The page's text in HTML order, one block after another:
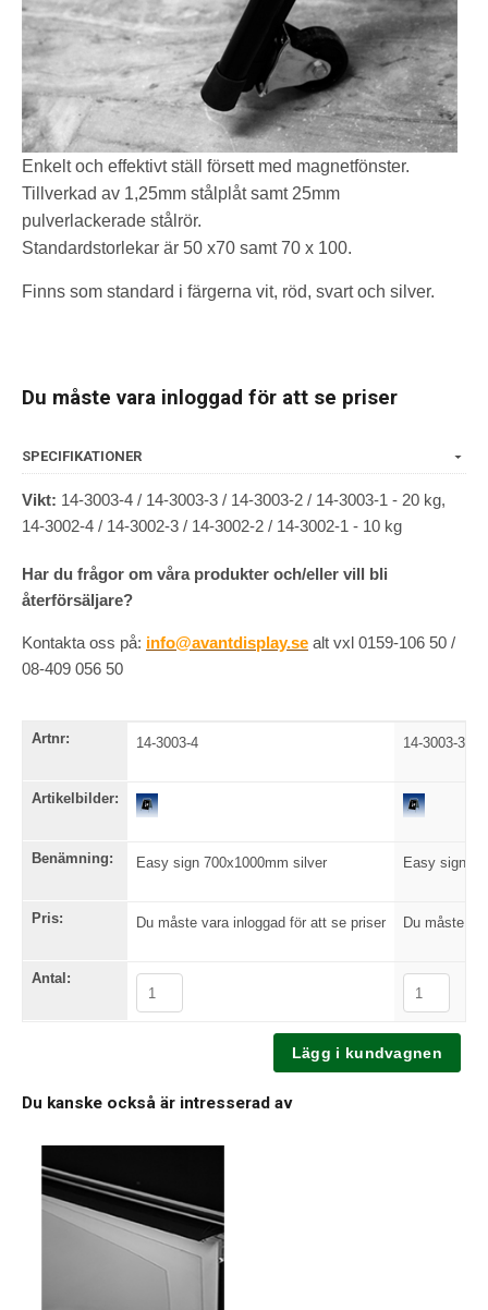
Enkelt och effektivt ställ försett med magnetfönster.
Tillverkad av 1,25mm stålplåt samt 25mm
pulverlackerade stålrör.
Standardstorlekar är 50 x70 samt 70 x 100.
Finns som standard i färgerna vit, röd, svart och silver.
Du måste vara inloggad för att se priser
SPECIFIKATIONER
Vikt: 14-3003-4 / 14-3003-3 / 14-3003-2 / 14-3003-1 - 20 kg,
14-3002-4 / 14-3002-3 / 14-3002-2 / 14-3002-1 - 10 kg
Har du frågor om våra produkter och/eller vill bli
återförsäljare?
Kontakta oss på: info@avantdisplay.se alt vxl 0159-106 50 /
08-409 056 50
Artnr:
Artikelbilder:
Benämning:
Pris:
Antal:
14-3003-4
Easy sign 700x1000mm silver
Du måste vara inloggad för att se priser
14-3003-3
Easy sign
Du måste
Du kanske också är intresserad av